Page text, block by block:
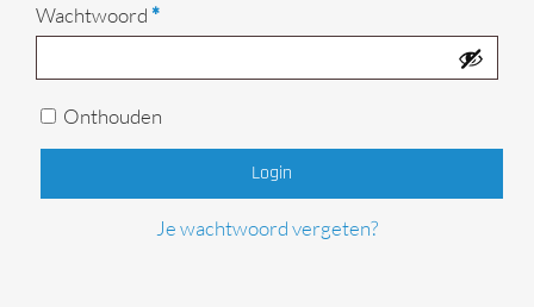
Wachtwoord *Vereist
Onthouden
Login
Je wachtwoord vergeten?